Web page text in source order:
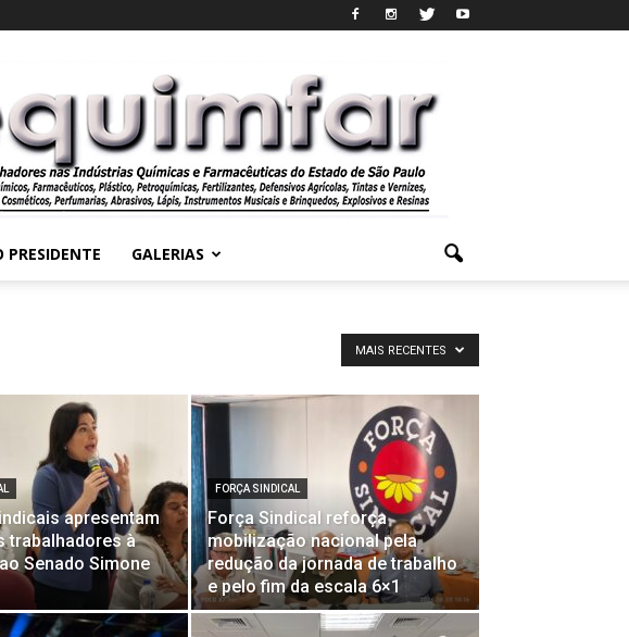
PRESIDENTE GALERIAS
MAIS RECENTES
apresentam
trabalhadores à
Senado Simone
FORÇA SINDICAL
Força Sindical reforça
mobilização nacional pela
redução da jornada de trabalho
e pelo fim da escala 6×1